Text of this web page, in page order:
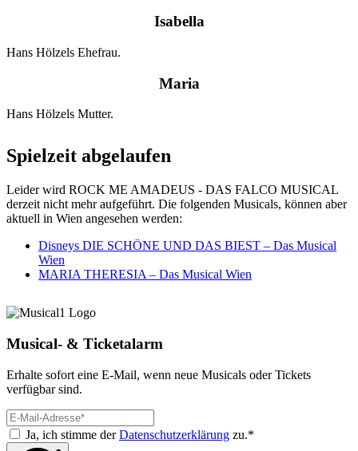
Isabella
Hans Hölzels Ehefrau.
Maria
Hans Hölzels Mutter.
Spielzeit abgelaufen
Leider wird ROCK ME AMADEUS - DAS FALCO MUSICAL
derzeit nicht mehr aufgeführt. Die folgenden Musicals, können aber
aktuell in Wien angesehen werden:
Disneys DIE SCHÖNE UND DAS BIEST – Das Musical
Wien
MARIA THERESIA – Das Musical Wien
Musical- & Ticketalarm
Erhalte sofort eine E-Mail, wenn neue Musicals oder Tickets
verfügbar sind.
Ja, ich stimme derDatenschutzerklärung zu.*